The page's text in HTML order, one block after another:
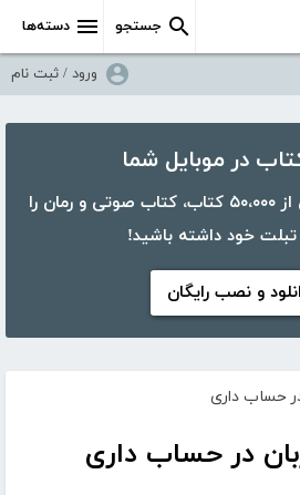
دسته‌ها جستجو
ورود / ثبت نام
با اپلیکیشن کتابراه، بیش از ۵۰،۰۰۰ کتاب، کتاب صوتی و رمان را
تبلت خود داشته باشید!
و نصب رایگان
حساب داری
در حساب داری